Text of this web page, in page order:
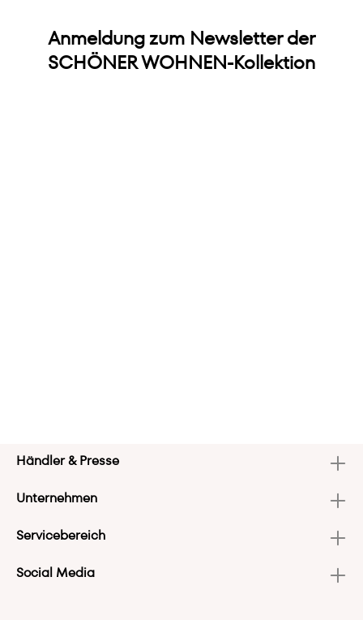
Anmeldung zum Newsletter der
SCHÖNER WOHNEN-Kollektion
Händler & Presse
Unternehmen
Servicebereich
Social Media